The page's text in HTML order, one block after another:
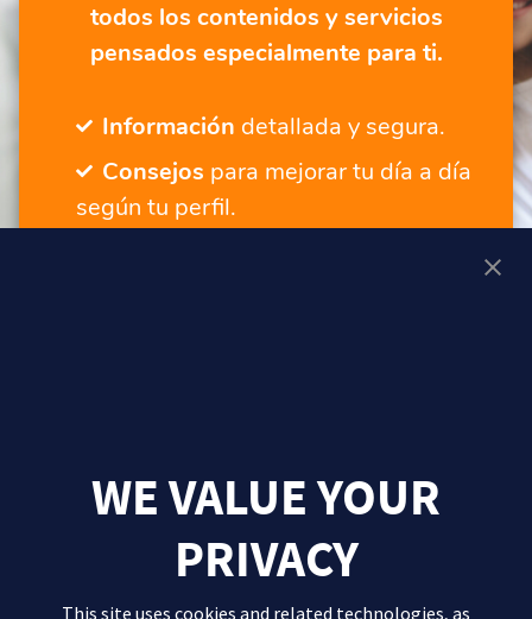
todos los contenidos y servicios
pensados especialmente para ti.
Información detallada y segura.
Consejos para mejorar tu día a día
según tu perfil.
WE VALUE YOUR
PRIVACY
This site uses cookies and related technologies, as